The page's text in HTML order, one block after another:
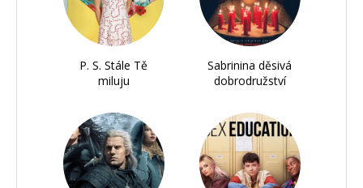
P. S. Stále Tě
miluju
Sabrinina děsivá
dobrodružství